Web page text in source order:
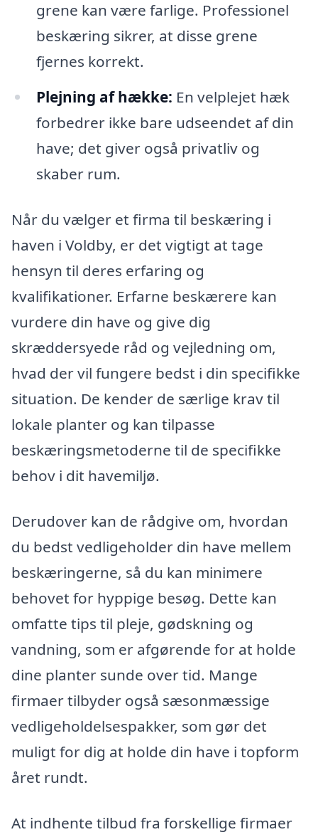
grene kan være farlige. Professionel
beskæring sikrer, at disse grene
fjernes korrekt.
Plejning af hække: En velplejet hæk
forbedrer ikke bare udseendet af din
have; det giver også privatliv og
skaber rum.
Når du vælger et firma til beskæring i
haven i Voldby, er det vigtigt at tage
hensyn til deres erfaring og
kvalifikationer. Erfarne beskærere kan
vurdere din have og give dig
skræddersyede råd og vejledning om,
hvad der vil fungere bedst i din specifikke
situation. De kender de særlige krav til
lokale planter og kan tilpasse
beskæringsmetoderne til de specifikke
behov i dit havemiljø.
Derudover kan de rådgive om, hvordan
du bedst vedligeholder din have mellem
beskæringerne, så du kan minimere
behovet for hyppige besøg. Dette kan
omfatte tips til pleje, gødskning og
vandning, som er afgørende for at holde
dine planter sunde over tid. Mange
firmaer tilbyder også sæsonmæssige
vedligeholdelsespakker, som gør det
muligt for dig at holde din have i topform
året rundt.
At indhente tilbud fra forskellige firmaer